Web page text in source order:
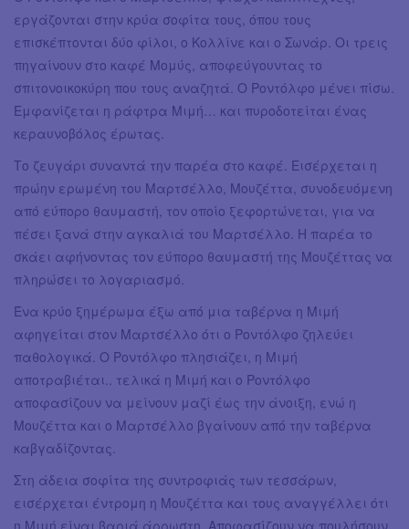
εργάζονται στην κρύα σοφίτα τους, όπου τους
επισκέπτονται δύο φίλοι, ο Κολλίνε και ο Σωνάρ. Οι τρεις
πηγαίνουν στο καφέ Μομύς, αποφεύγουντας το
σπιτονοικοκύρη που τους αναζητά. Ο Ροντόλφο μένει πίσω.
Εμφανίζεται η ράφτρα Μιμή… και πυροδοτείται ένας
κεραυνοβόλος έρωτας.
Το ζευγάρι συναντά την παρέα στο καφέ. Εισέρχεται η
πρώην ερωμένη του Μαρτσέλλο, Μουζέττα, συνοδευόμενη
από εύπορο θαυμαστή, τον οποίο ξεφορτώνεται, για να
πέσει ξανά στην αγκαλιά του Μαρτσέλλο. Η παρέα το
σκάει αφήνοντας τον εύπορο θαυμαστή της Μουζέττας να
πληρώσει το λογαριασμό.
Ένα κρύο ξημέρωμα έξω από μια ταβέρνα η Μιμή
αφηγείται στον Μαρτσέλλο ότι ο Ροντόλφο ζηλεύει
παθολογικά. Ο Ροντόλφο πλησιάζει, η Μιμή
αποτραβιέται.. τελικά η Μιμή και ο Ροντόλφο
αποφασίζουν να μείνουν μαζί έως την άνοιξη, ενώ η
Μουζέττα και ο Μαρτσέλλο βγαίνουν από την ταβέρνα
καβγαδίζοντας.
Στη άδεια σοφίτα της συντροφιάς των τεσσάρων,
εισέρχεται έντρομη η Μουζέττα και τους αναγγέλλει ότι